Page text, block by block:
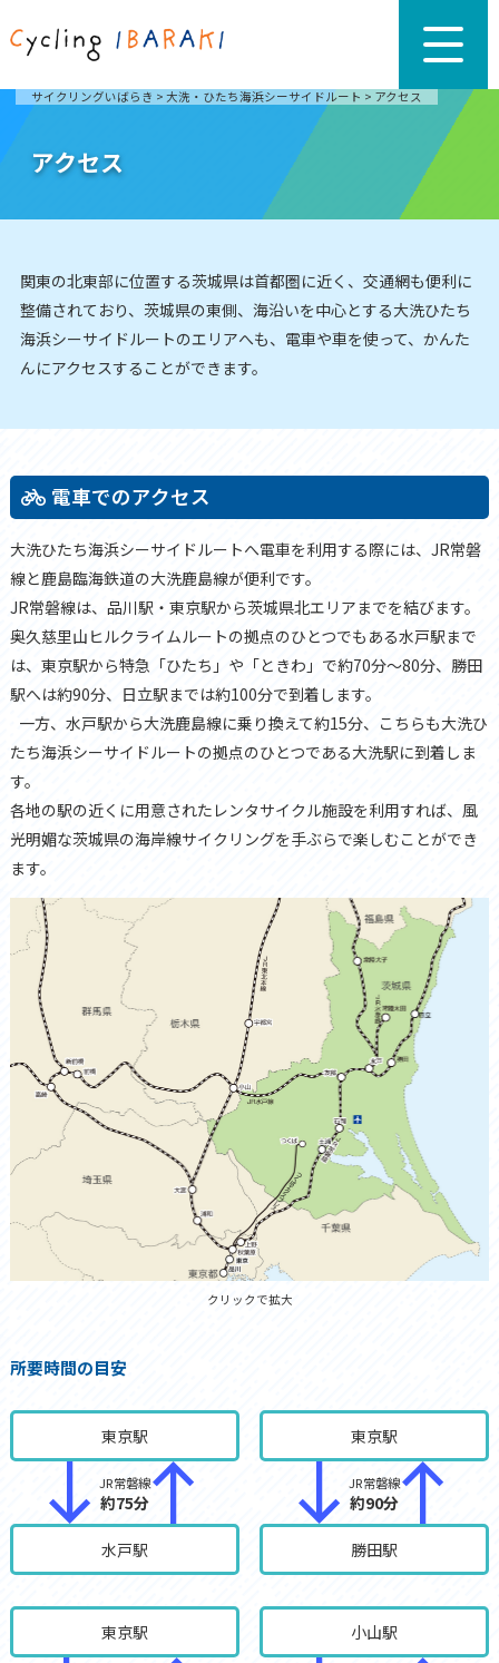
サイクリングいばらき > 大洗・ひたち海浜シーサイドルート > アクセス
アクセス
関東の北東部に位置する茨城県は首都圏に近く、交通網も便利に
整備されており、茨城県の東側、海沿いを中心とする大洗ひたち
海浜シーサイドルートのエリアへも、電車や車を使って、かんた
んにアクセスすることができます。
電車でのアクセス
大洗ひたち海浜シーサイドルートへ電車を利用する際には、JR常磐
線と鹿島臨海鉄道の大洗鹿島線が便利です。
JR常磐線は、品川駅・東京駅から茨城県北エリアまでを結びます。
奥久慈里山ヒルクライムルートの拠点のひとつでもある水戸駅まで
は、東京駅から特急「ひたち」や「ときわ」で約70分～80分、勝田
駅へは約90分、日立駅までは約100分で到着します。
一方、水戸駅から大洗鹿島線に乗り換えて約15分、こちらも大洗ひ
たち海浜シーサイドルートの拠点のひとつである大洗駅に到着しま
す。
各地の駅の近くに用意されたレンタサイクル施設を利用すれば、風
光明媚な茨城県の海岸線サイクリングを手ぶらで楽しむことができ
ます。
クリックで拡大
所要時間の目安
東京駅
JR常磐線
約75分
水戸駅
東京駅
JR常磐線
約90分
勝田駅
東京駅 小山駅